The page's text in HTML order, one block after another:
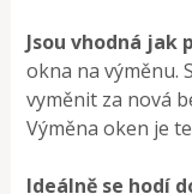
Jsou vhodná jak
okna na výměnu.
vyměnit za nová
Výměna oken je
Ideálně se hodí